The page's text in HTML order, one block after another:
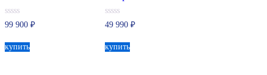
0
из
99 900 ₽
купить
0
из
49 990₽
купить